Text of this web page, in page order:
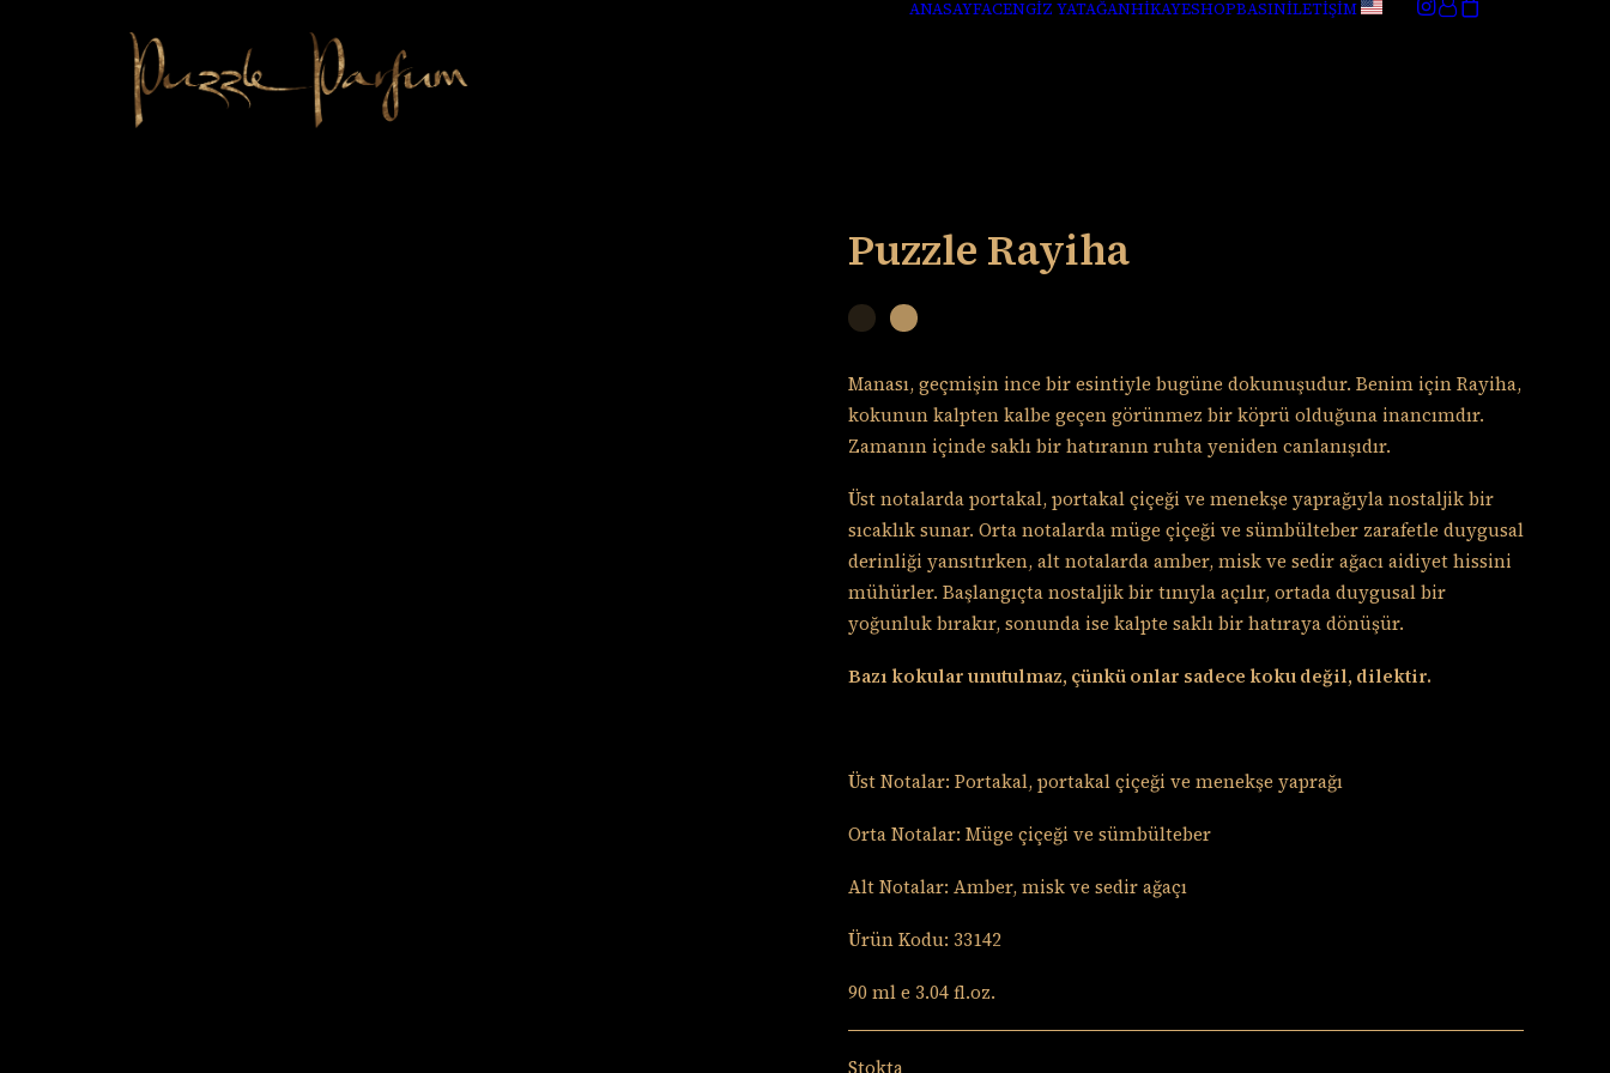
ANASAYFACENGİZ YATAĞANHİKAYESHOPBASINİLETİŞİM
Puzzle Rayiha
Manası, geçmişin ince bir esintiyle bugüne dokunuşudur. Benim için Rayiha,
kokunun kalpten kalbe geçen görünmez bir köprü olduğuna inancımdır.
Zamanın içinde saklı bir hatıranın ruhta yeniden canlanışıdır.
Üst notalarda portakal, portakal çiçeği ve menekşe yaprağıyla nostaljik bir
sıcaklık sunar. Orta notalarda müge çiçeği ve sümbülteber zarafetle duygusal
derinliği yansıtırken, alt notalarda amber, misk ve sedir ağacı aidiyet hissini
mühürler. Başlangıçta nostaljik bir tınıyla açılır, ortada duygusal bir
yoğunluk bırakır, sonunda ise kalpte saklı bir hatıraya dönüşür.
Bazı kokular unutulmaz, çünkü onlar sadece koku değil, dilektir.
Üst Notalar: Portakal, portakal çiçeği ve menekşe yaprağı
Orta Notalar: Müge çiçeği ve sümbülteber
Alt Notalar: Amber, misk ve sedir ağaçı
Ürün Kodu: 33142
90 ml e 3.04 fl.oz.
Stokta